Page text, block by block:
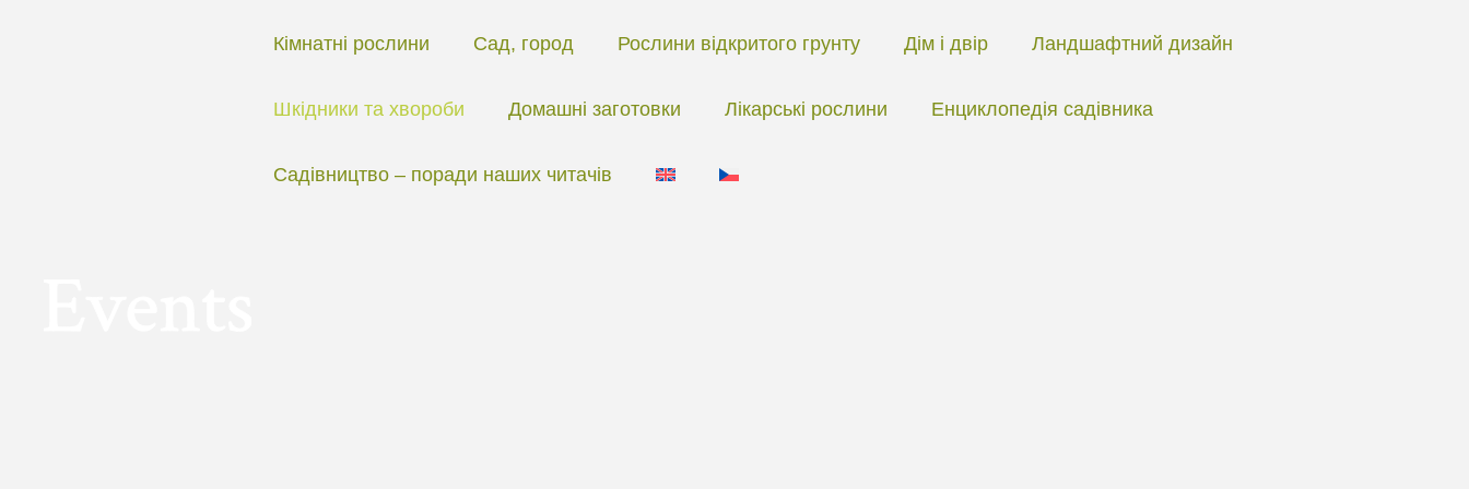
Кімнатні рослини Сад, город Рослини відкритого грунту Дім і двір Ландшафтний дизайн
Шкідники та хвороби Домашні заготовки Лікарські рослини Енциклопедія садівника
Садівництво – поради наших читачів